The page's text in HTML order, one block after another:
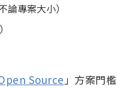
不論專案大小）
Source 」方案門